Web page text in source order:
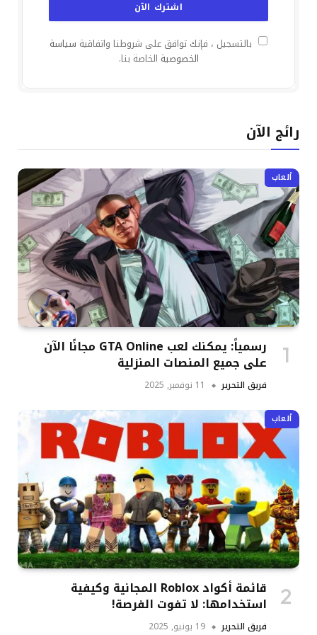
بالتسجيل ، فإنك توافق على شروطنا واتفاقية سياسة
الخصوصية الخاصة بنا.
رائج الآن
ألعاب
رسمياً: يمكنك لعب GTA Online مجانًا الآن
على جميع المنصات المنزلية
فريق التحرير 11 نوفمبر, 2025
ألعاب
قائمة أكواد Roblox المجانية وكيفية
استخدامها: لا تفوت الفرصة!
فريق التحرير 19 يونيو, 2025